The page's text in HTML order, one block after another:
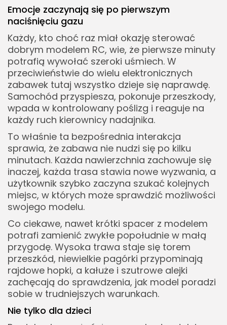
Emocje zaczynają się po pierwszym
naciśnięciu gazu
Każdy, kto choć raz miał okazję sterować
dobrym modelem RC, wie, że pierwsze minuty
potrafią wywołać szeroki uśmiech. W
przeciwieństwie do wielu elektronicznych
zabawek tutaj wszystko dzieje się naprawdę.
Samochód przyspiesza, pokonuje przeszkody,
wpada w kontrolowany poślizg i reaguje na
każdy ruch kierownicy nadajnika.
To właśnie ta bezpośrednia interakcja
sprawia, że zabawa nie nudzi się po kilku
minutach. Każda nawierzchnia zachowuje się
inaczej, każda trasa stawia nowe wyzwania, a
użytkownik szybko zaczyna szukać kolejnych
miejsc, w których może sprawdzić możliwości
swojego modelu.
Co ciekawe, nawet krótki spacer z modelem
potrafi zamienić zwykłe popołudnie w małą
przygodę. Wysoka trawa staje się torem
przeszkód, niewielkie pagórki przypominają
rajdowe hopki, a kałuże i szutrowe alejki
zachęcają do sprawdzenia, jak model poradzi
sobie w trudniejszych warunkach.
Nie tylko dla dzieci